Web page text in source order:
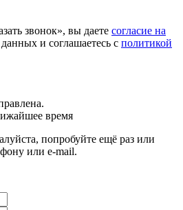
звонок», вы даете согласие на
и соглашаетесь c политикой
время
попробуйте ещё раз или
или e-mail.